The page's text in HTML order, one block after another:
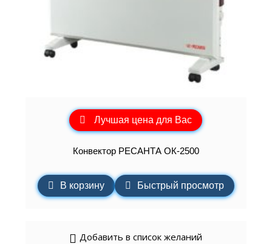
Лучшая цена для Вас
Конвектор РЕСАНТА ОК-2500
В корзину Быстрый просмотр
Добавить в список желаний